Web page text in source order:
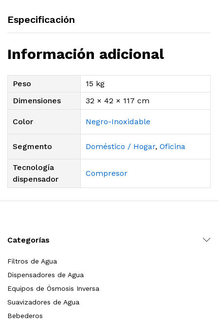
Especificación
Información adicional
Peso
15 kg
Dimensiones
32 × 42 × 117 cm
Color Negro-Inoxidable
Segmento Doméstico / Hogar, Oficina
Tecnología
dispensador
Compresor
Categorías
Filtros de Agua
Dispensadores de Agua
Equipos de Ósmosis Inversa
Suavizadores de Agua
Bebederos